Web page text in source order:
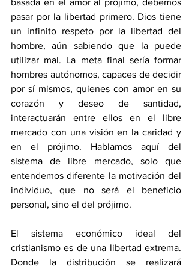
basada en el amor al prójimo, debemos
pasar por la libertad primero. Dios tiene
un infinito respeto por la libertad del
hombre, aún sabiendo que la puede
utilizar mal. La meta final sería formar
hombres autónomos, capaces de decidir
por sí mismos, quienes con amor en su
corazón y deseo de santidad,
interactuarán entre ellos en el libre
mercado con una visión en la caridad y
en el prójimo. Hablamos aquí del
sistema de libre mercado, solo que
entendemos diferente la motivación del
individuo, que no será el beneficio
personal, sino el del prójimo.
El sistema económico ideal del
cristianismo es de una libertad extrema.
Donde la distribución se realizará